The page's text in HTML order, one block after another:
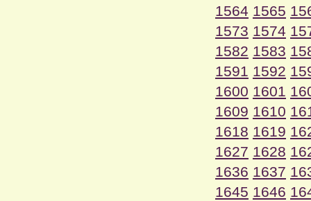
1564 1565
1573 1574
1582 1583
1591 1592
1600 1601
1609 1610
1618 1619
1627 1628
1636 1637
1645 1646